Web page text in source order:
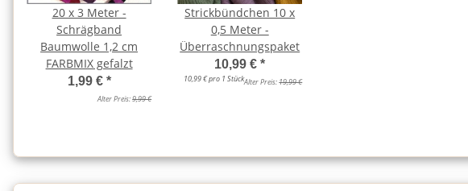
20 x 3 Meter -
Schrägband
Baumwolle 1,2 cm
FARBMIX gefalzt
1,99 € *
Alter Preis:9,99 €
Strickbündchen 10 x
0,5 Meter -
Überraschnungspaket
10,99 €*
10,99 € pro 1 StückAlter Preis:19,99 €